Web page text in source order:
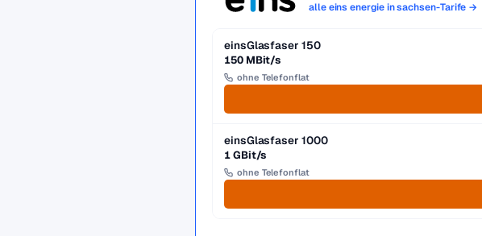
alle eins energie in sachsen-Tarife →
einsGlasfaser 150
150 MBit/s
ohne Telefonflat
einsGlasfaser 1000
1 GBit/s
ohne Telefonflat